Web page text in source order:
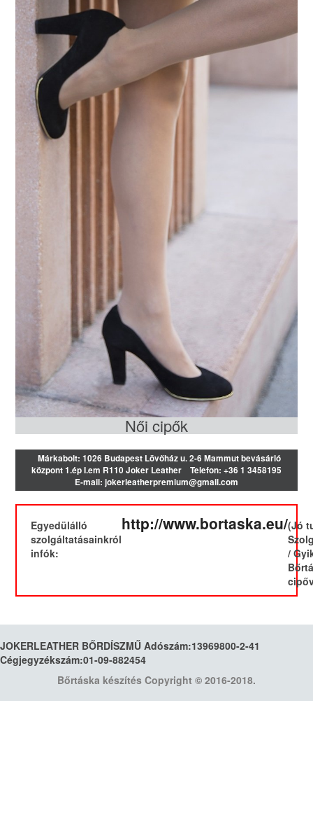
Női cipők
Márkabolt: 1026 Budapest Lövőház u. 2-6 Mammut bevásárló
központ 1.ép I.em R110 Joker Leather
Telefon: +36 1 3458195
E-mail: jokerleatherpremium@gmail.com
Egyedülálló
szolgáltatásainkról
infók:
http://www.bortaska.eu/(Jó
/
JOKERLEATHER BŐRDÍSZMŰ Adószám:13969800-2-41
Cégjegyzékszám:01-09-882454
Bőrtáska készítés Copyright © 2016-2018.